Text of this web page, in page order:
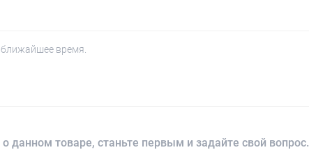
время.
о данном товаре, станьте первым и задайте свой вопрос.